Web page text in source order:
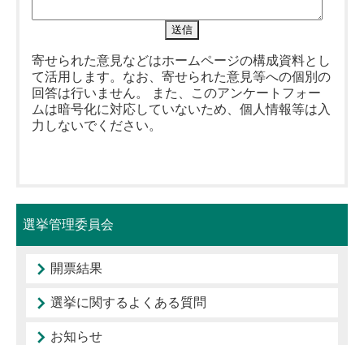
寄せられた意見などはホームページの構成資料とし
て活用します。なお、寄せられた意見等への個別の
回答は行いません。 また、このアンケートフォー
ムは暗号化に対応していないため、個人情報等は入
力しないでください。
選挙管理委員会
開票結果
選挙に関するよくある質問
お知らせ